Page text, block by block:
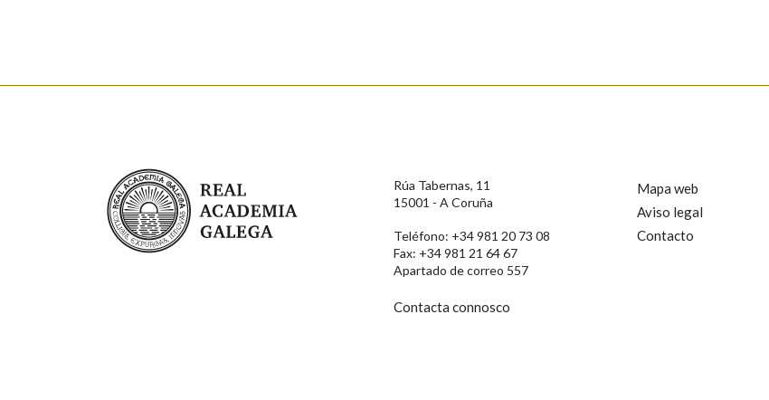
Comentario
Real Academia Galega
Rúa Tabernas, 11
15001 - A Coruña
Teléfono: +34 981 20 73 08
Fax: +34 981 21 64 67
Apartado de correo 557
Contacta connosco
Mapa web
Aviso legal
Contacto